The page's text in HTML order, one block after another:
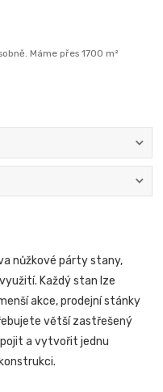
Máme přes 1700 m²
nůžkové párty stany,
Každý stan lze
akce, prodejní stánky
větší zastřešený
a vytvořit jednu